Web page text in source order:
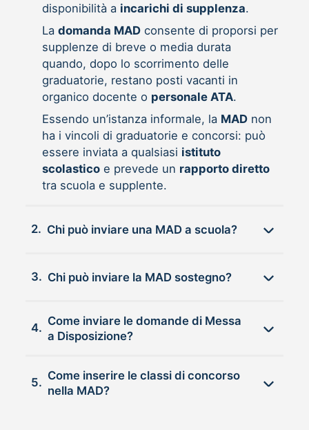
disponibilità a incarichi di supplenza.
La domanda MADconsente di proporsi per
supplenze di breve o media durata
quando, dopo lo scorrimento delle
graduatorie, restano posti vacanti in
organico docente o personale ATA.
Essendo un’istanza informale, la MADnon
ha i vincoli di graduatorie e concorsi: può
essere inviata a qualsiasi istituto
scolasticoe prevede un rapporto diretto
tra scuola e supplente.
2. Chi può inviare una MAD a scuola?
3. Chi può inviare la MAD sostegno?
4.
Come inviare le domande di Messa
a Disposizione?
5.
Come inserire le classi di concorso
nella MAD?